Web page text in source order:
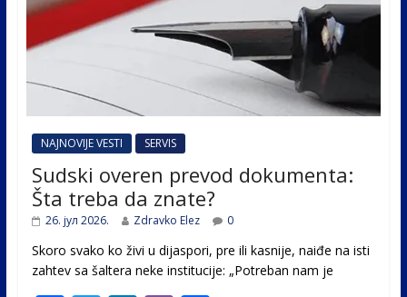
NAJNOVIJE VESTI SERVIS
Sudski overen prevod dokumenta:
Šta treba da znate?
26. јул 2026. Zdravko Elez 0
Skoro svako ko živi u dijaspori, pre ili kasnije, naiđe na isti
zahtev sa šaltera neke institucije: „Potreban nam je